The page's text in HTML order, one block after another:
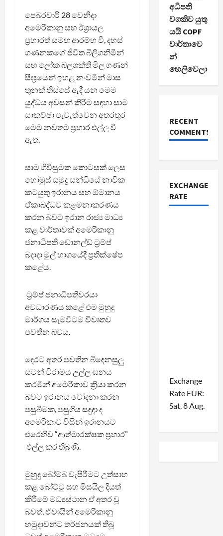
පෙබරවාරි 28 වෙනිදා
අමෙරිකානු සහ ඊශ්‍රායල
ප්‍රහාරත් සමඟ ආරම්භ වී, දහස්
ගණනකගේ ජීවිත බිලිගනිමින්
සහ ලෝක බලශක්ති මිල ගණන්
සීඝ්‍රයෙන් ඉහළ නංවමින් මාස
තුනක් තිස්සේ ඇදී යන මෙම
යුද්ධය අවසන් කිරීම සඳහා සාම
සාකච්ඡා පැවැත්වෙන අතරතුර
මෙම නවතම ප්‍රහාර එල්ල වී
ඇත.
සාම ගිවිසුමක කොටසක් ලෙස
හෝමුස් සමුද්‍ර සන්ධියේ නාවික
කටයුතු ඉරානය සහ ඕමානය
ඒකාබද්ධව කළමනාකරණය
කරන බවට ඉරාන රාජ්‍ය මාධ්‍ය
කළ වාර්තාවක් අමෙරිකානු
ජනාධිපති ඩොනල්ඩ් ට්‍රම්ප්
බදාදා මුල් භාගයේදී ප්‍රතික්ෂේප
කළේය.
ට්‍රම්ප් ජනාධිපතිවරයා
අවධාරණය කළේ එම මුහුදු
මාර්ගය සැමවිටම විවෘතව
පවතින බවය.
දෙරට අතර පවතින බිඳෙනසුලු
සටන් විරාමය උල්ලංඝනය
කරමින් අමෙරිකාව ක්‍රියා කරන
බවට ඉරානය චෝදනා කරන
පසුබිමක, පසුගිය සඳුදා ද
අමෙරිකාව විසින් ඉරානයට
එරෙහිව “ආත්මාරක්ෂක ප්‍රහාර”
එල්ල කර තිබුණි.
මුහුදු බෝම්බ වැපිරීමට උත්සාහ
කළ බෝට්ටු සහ මිසයිල දියත්
කිරීමේ මධ්‍යස්ථාන ඒ අතර වූ
බවත්, ඒවායින් අමෙරිකානු
හමුදාවන්ට තර්ජනයක් තිබූ
අධිපති
වගකිව යුතු
යයි COPF
වාර්තාවෙ
න්
හෙලිවෙලා
RECENT
COMMENTS
EXCHANGE
RATE
Exchange
Rate EUR:
Sat, 8 Aug.